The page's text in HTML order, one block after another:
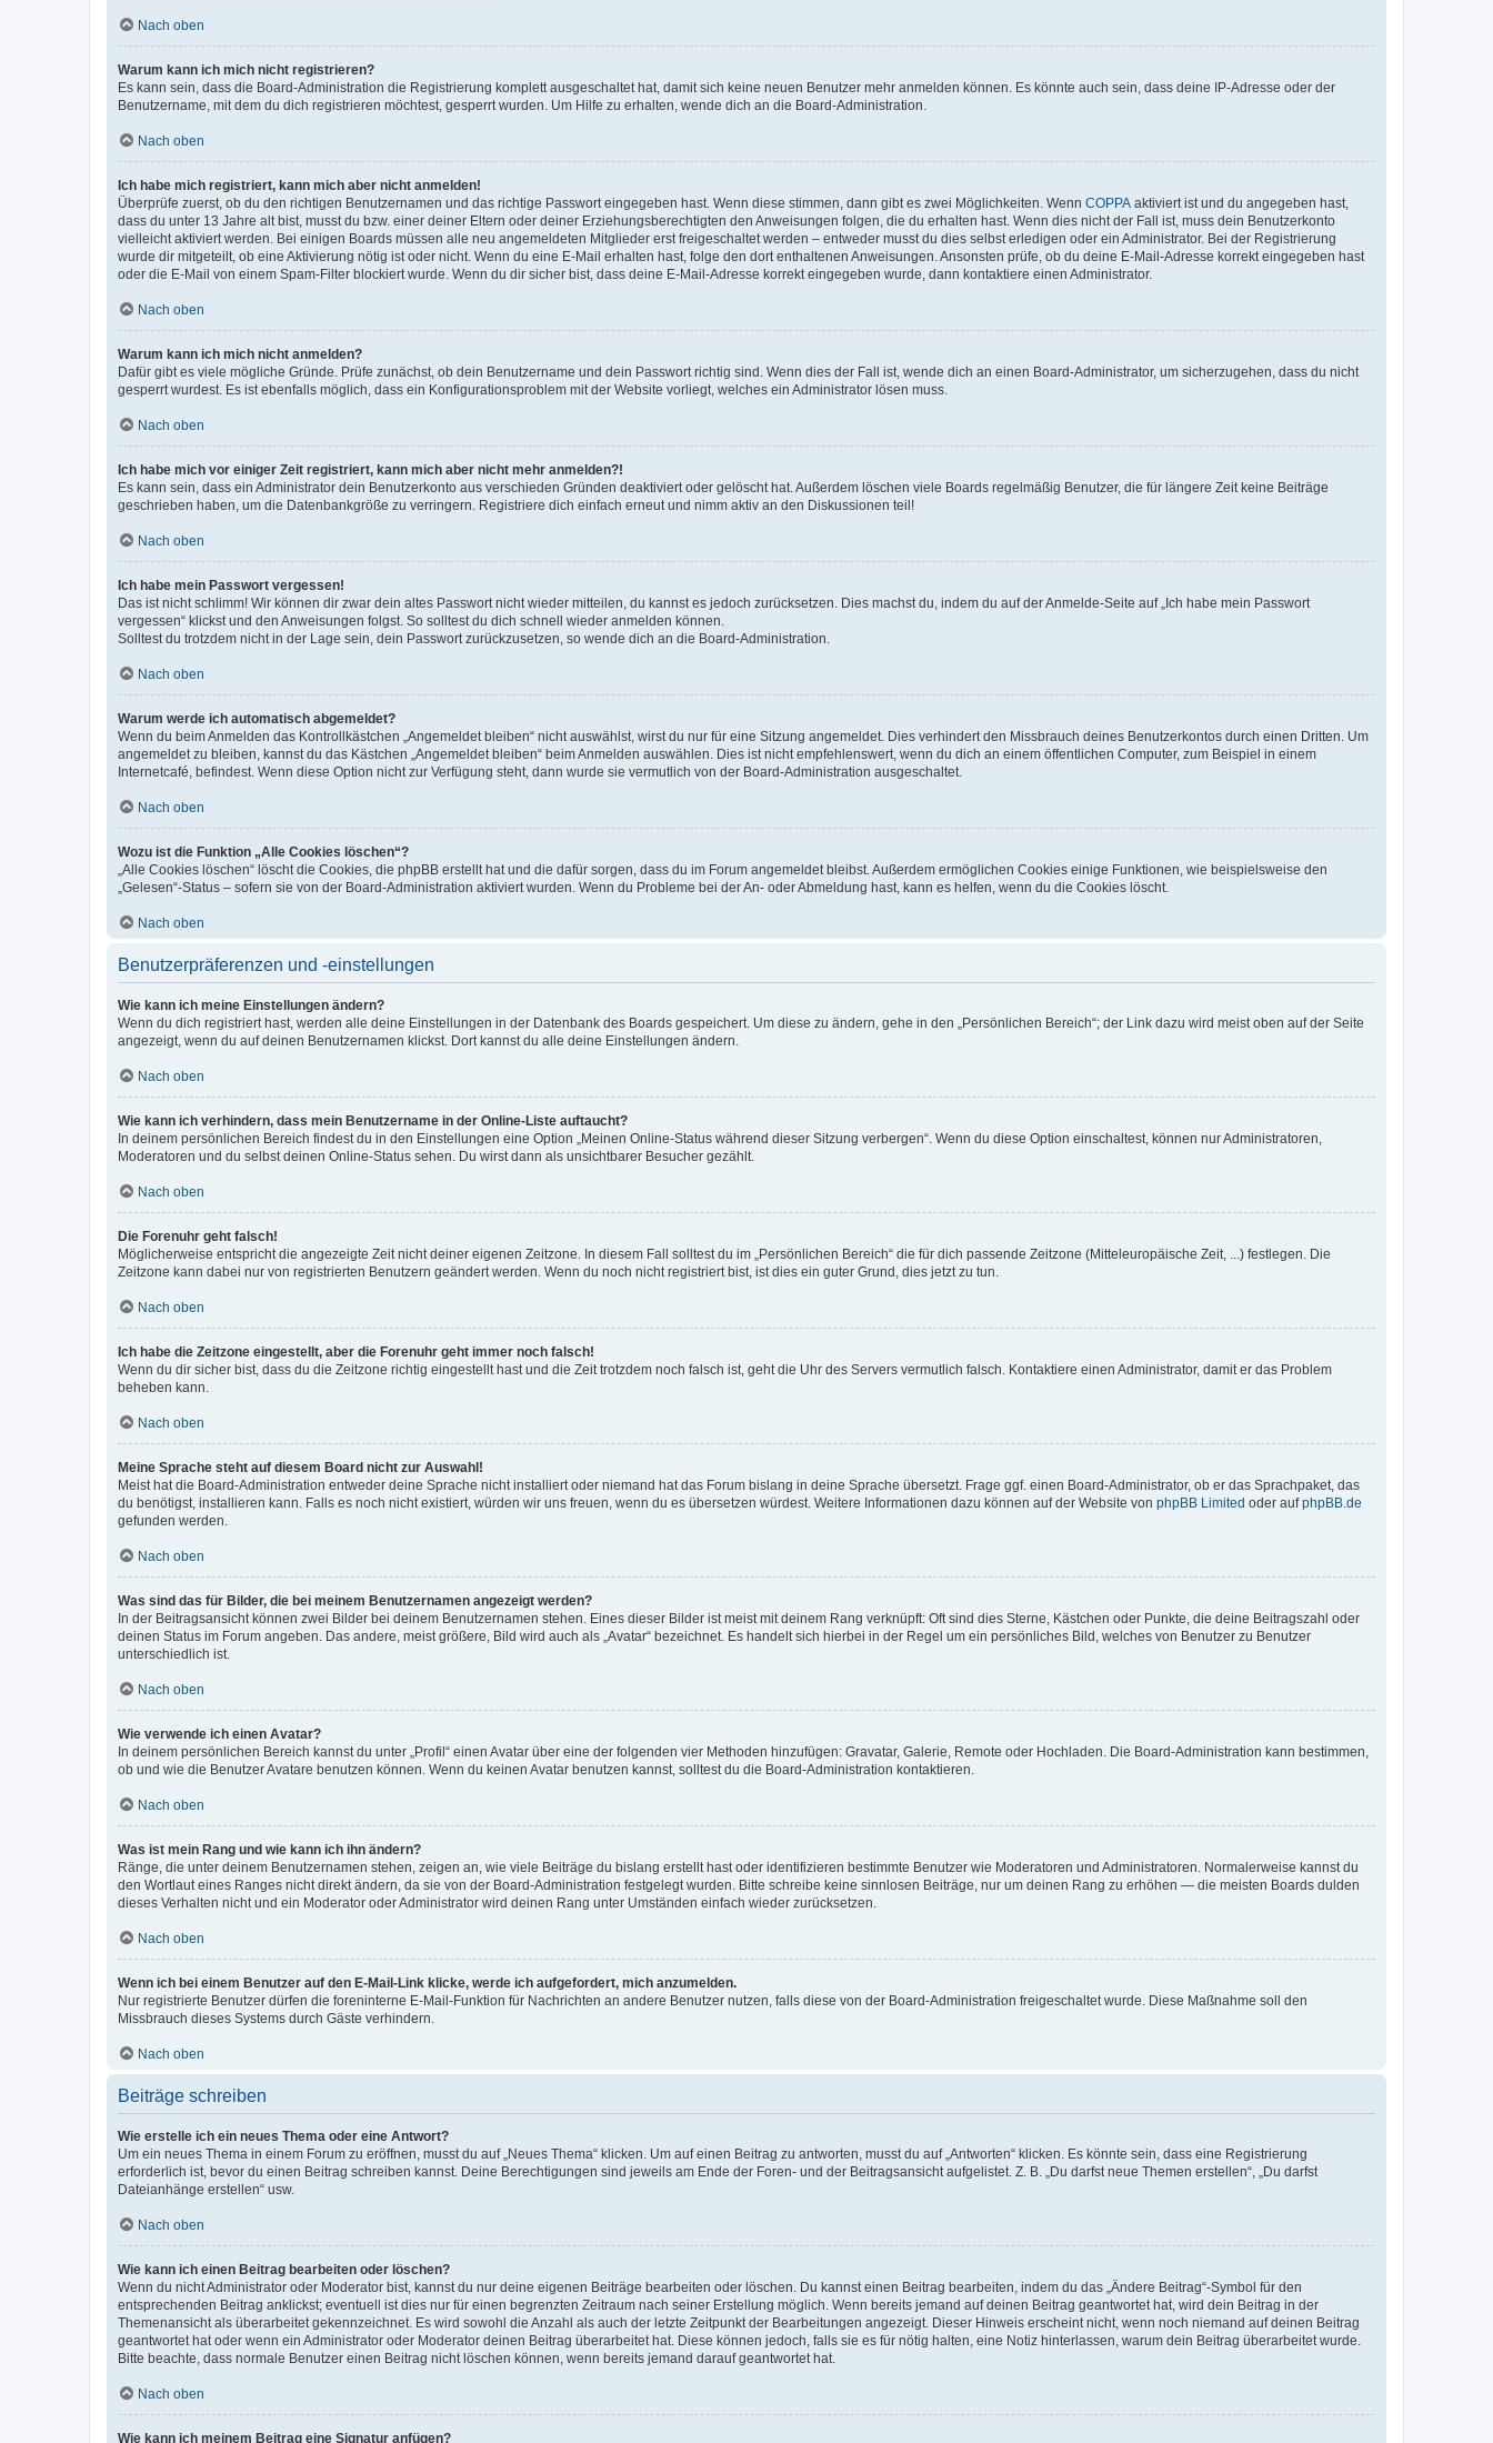
Nach oben
Warum kann ich mich nicht registrieren?
Es kann sein, dass die Board-Administration die Registrierung komplett ausgeschaltet hat, damit sich keine neuen Benutzer mehr anmelden können. Es könnte auch sein, dass deine IP-Adresse oder der
Benutzername, mit dem du dich registrieren möchtest, gesperrt wurden. Um Hilfe zu erhalten, wende dich an die Board-Administration.
Nach oben
Ich habe mich registriert, kann mich aber nicht anmelden!
Überprüfe zuerst, ob du den richtigen Benutzernamen und das richtige Passwort eingegeben hast. Wenn diese stimmen, dann gibt es zwei Möglichkeiten. Wenn COPPA aktiviert ist und du angegeben hast,
dass du unter 13 Jahre alt bist, musst du bzw. einer deiner Eltern oder deiner Erziehungsberechtigten den Anweisungen folgen, die du erhalten hast. Wenn dies nicht der Fall ist, muss dein Benutzerkonto
vielleicht aktiviert werden. Bei einigen Boards müssen alle neu angemeldeten Mitglieder erst freigeschaltet werden – entweder musst du dies selbst erledigen oder ein Administrator. Bei der Registrierung
wurde dir mitgeteilt, ob eine Aktivierung nötig ist oder nicht. Wenn du eine E-Mail erhalten hast, folge den dort enthaltenen Anweisungen. Ansonsten prüfe, ob du deine E-Mail-Adresse korrekt eingegeben hast
oder die E-Mail von einem Spam-Filter blockiert wurde. Wenn du dir sicher bist, dass deine E-Mail-Adresse korrekt eingegeben wurde, dann kontaktiere einen Administrator.
Nach oben
Warum kann ich mich nicht anmelden?
Dafür gibt es viele mögliche Gründe. Prüfe zunächst, ob dein Benutzername und dein Passwort richtig sind. Wenn dies der Fall ist, wende dich an einen Board-Administrator, um sicherzugehen, dass du nicht
gesperrt wurdest. Es ist ebenfalls möglich, dass ein Konfigurationsproblem mit der Website vorliegt, welches ein Administrator lösen muss.
Nach oben
Ich habe mich vor einiger Zeit registriert, kann mich aber nicht mehr anmelden?!
Es kann sein, dass ein Administrator dein Benutzerkonto aus verschieden Gründen deaktiviert oder gelöscht hat. Außerdem löschen viele Boards regelmäßig Benutzer, die für längere Zeit keine Beiträge
geschrieben haben, um die Datenbankgröße zu verringern. Registriere dich einfach erneut und nimm aktiv an den Diskussionen teil!
Nach oben
Ich habe mein Passwort vergessen!
Das ist nicht schlimm! Wir können dir zwar dein altes Passwort nicht wieder mitteilen, du kannst es jedoch zurücksetzen. Dies machst du, indem du auf der Anmelde-Seite auf „Ich habe mein Passwort
vergessen“ klickst und den Anweisungen folgst. So solltest du dich schnell wieder anmelden können.
Solltest du trotzdem nicht in der Lage sein, dein Passwort zurückzusetzen, so wende dich an die Board-Administration.
Nach oben
Warum werde ich automatisch abgemeldet?
Wenn du beim Anmelden das Kontrollkästchen „Angemeldet bleiben“ nicht auswählst, wirst du nur für eine Sitzung angemeldet. Dies verhindert den Missbrauch deines Benutzerkontos durch einen Dritten. Um
angemeldet zu bleiben, kannst du das Kästchen „Angemeldet bleiben“ beim Anmelden auswählen. Dies ist nicht empfehlenswert, wenn du dich an einem öffentlichen Computer, zum Beispiel in einem
Internetcafé, befindest. Wenn diese Option nicht zur Verfügung steht, dann wurde sie vermutlich von der Board-Administration ausgeschaltet.
Nach oben
Wozu ist die Funktion „Alle Cookies löschen“?
„Alle Cookies löschen“ löscht die Cookies, die phpBB erstellt hat und die dafür sorgen, dass du im Forum angemeldet bleibst. Außerdem ermöglichen Cookies einige Funktionen, wie beispielsweise den
„Gelesen“-Status – sofern sie von der Board-Administration aktiviert wurden. Wenn du Probleme bei der An- oder Abmeldung hast, kann es helfen, wenn du die Cookies löscht.
Nach oben
Benutzerpräferenzen und -einstellungen
Wie kann ich meine Einstellungen ändern?
Wenn du dich registriert hast, werden alle deine Einstellungen in der Datenbank des Boards gespeichert. Um diese zu ändern, gehe in den „Persönlichen Bereich“; der Link dazu wird meist oben auf der Seite
angezeigt, wenn du auf deinen Benutzernamen klickst. Dort kannst du alle deine Einstellungen ändern.
Nach oben
Wie kann ich verhindern, dass mein Benutzername in der Online-Liste auftaucht?
In deinem persönlichen Bereich findest du in den Einstellungen eine Option „Meinen Online-Status während dieser Sitzung verbergen“. Wenn du diese Option einschaltest, können nur Administratoren,
Moderatoren und du selbst deinen Online-Status sehen. Du wirst dann als unsichtbarer Besucher gezählt.
Nach oben
Die Forenuhr geht falsch!
Möglicherweise entspricht die angezeigte Zeit nicht deiner eigenen Zeitzone. In diesem Fall solltest du im „Persönlichen Bereich“ die für dich passende Zeitzone (Mitteleuropäische Zeit, ...) festlegen. Die
Zeitzone kann dabei nur von registrierten Benutzern geändert werden. Wenn du noch nicht registriert bist, ist dies ein guter Grund, dies jetzt zu tun.
Nach oben
Ich habe die Zeitzone eingestellt, aber die Forenuhr geht immer noch falsch!
Wenn du dir sicher bist, dass du die Zeitzone richtig eingestellt hast und die Zeit trotzdem noch falsch ist, geht die Uhr des Servers vermutlich falsch. Kontaktiere einen Administrator, damit er das Problem
beheben kann.
Nach oben
Meine Sprache steht auf diesem Board nicht zur Auswahl!
Meist hat die Board-Administration entweder deine Sprache nicht installiert oder niemand hat das Forum bislang in deine Sprache übersetzt. Frage ggf. einen Board-Administrator, ob er das Sprachpaket, das
du benötigst, installieren kann. Falls es noch nicht existiert, würden wir uns freuen, wenn du es übersetzen würdest. Weitere Informationen dazu können auf der Website von phpBB Limited oder aufphpBB.de
gefunden werden.
Nach oben
Was sind das für Bilder, die bei meinem Benutzernamen angezeigt werden?
In der Beitragsansicht können zwei Bilder bei deinem Benutzernamen stehen. Eines dieser Bilder ist meist mit deinem Rang verknüpft: Oft sind dies Sterne, Kästchen oder Punkte, die deine Beitragszahl oder
deinen Status im Forum angeben. Das andere, meist größere, Bild wird auch als „Avatar“ bezeichnet. Es handelt sich hierbei in der Regel um ein persönliches Bild, welches von Benutzer zu Benutzer
unterschiedlich ist.
Nach oben
Wie verwende ich einen Avatar?
In deinem persönlichen Bereich kannst du unter „Profil“ einen Avatar über eine der folgenden vier Methoden hinzufügen: Gravatar, Galerie, Remote oder Hochladen. Die Board-Administration kann bestimmen,
ob und wie die Benutzer Avatare benutzen können. Wenn du keinen Avatar benutzen kannst, solltest du die Board-Administration kontaktieren.
Nach oben
Was ist mein Rang und wie kann ich ihn ändern?
Ränge, die unter deinem Benutzernamen stehen, zeigen an, wie viele Beiträge du bislang erstellt hast oder identifizieren bestimmte Benutzer wie Moderatoren und Administratoren. Normalerweise kannst du
den Wortlaut eines Ranges nicht direkt ändern, da sie von der Board-Administration festgelegt wurden. Bitte schreibe keine sinnlosen Beiträge, nur um deinen Rang zu erhöhen — die meisten Boards dulden
dieses Verhalten nicht und ein Moderator oder Administrator wird deinen Rang unter Umständen einfach wieder zurücksetzen.
Nach oben
Wenn ich bei einem Benutzer auf den E-Mail-Link klicke, werde ich aufgefordert, mich anzumelden.
Nur registrierte Benutzer dürfen die foreninterne E-Mail-Funktion für Nachrichten an andere Benutzer nutzen, falls diese von der Board-Administration freigeschaltet wurde. Diese Maßnahme soll den
Missbrauch dieses Systems durch Gäste verhindern.
Nach oben
Beiträge schreiben
Wie erstelle ich ein neues Thema oder eine Antwort?
Um ein neues Thema in einem Forum zu eröffnen, musst du auf „Neues Thema“ klicken. Um auf einen Beitrag zu antworten, musst du auf „Antworten“ klicken. Es könnte sein, dass eine Registrierung
erforderlich ist, bevor du einen Beitrag schreiben kannst. Deine Berechtigungen sind jeweils am Ende der Foren- und der Beitragsansicht aufgelistet. Z. B. „Du darfst neue Themen erstellen“, „Du darfst
Dateianhänge erstellen“ usw.
Nach oben
Wie kann ich einen Beitrag bearbeiten oder löschen?
Wenn du nicht Administrator oder Moderator bist, kannst du nur deine eigenen Beiträge bearbeiten oder löschen. Du kannst einen Beitrag bearbeiten, indem du das „Ändere Beitrag“-Symbol für den
entsprechenden Beitrag anklickst; eventuell ist dies nur für einen begrenzten Zeitraum nach seiner Erstellung möglich. Wenn bereits jemand auf deinen Beitrag geantwortet hat, wird dein Beitrag in der
Themenansicht als überarbeitet gekennzeichnet. Es wird sowohl die Anzahl als auch der letzte Zeitpunkt der Bearbeitungen angezeigt. Dieser Hinweis erscheint nicht, wenn noch niemand auf deinen Beitrag
geantwortet hat oder wenn ein Administrator oder Moderator deinen Beitrag überarbeitet hat. Diese können jedoch, falls sie es für nötig halten, eine Notiz hinterlassen, warum dein Beitrag überarbeitet wurde.
Bitte beachte, dass normale Benutzer einen Beitrag nicht löschen können, wenn bereits jemand darauf geantwortet hat.
Nach oben
Wie kann ich meinem Beitrag eine Signatur anfügen?